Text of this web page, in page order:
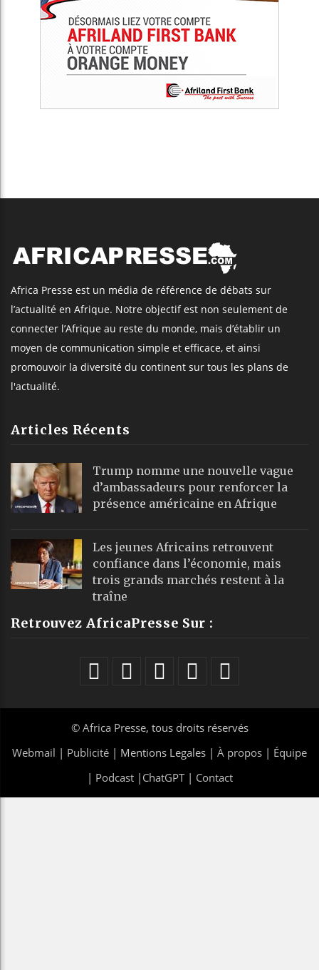
Africa Presse est un média de référence de débats sur
l’actualité en Afrique. Notre objectif est non seulement de
connecter l’Afrique au reste du monde, mais d’établir un
moyen de communication simple et efficace, et ainsi
promouvoir la diversité du continent sur tous les plans de
l'actualité.
Articles Récents
Trump nomme une nouvelle vague
d’ambassadeurs pour renforcer la
présence américaine en Afrique
Les jeunes Africains retrouvent
confiance dans l’économie, mais
trois grands marchés restent à la
traîne
Retrouvez AfricaPresse Sur :
© Africa Presse, tous droits réservés
Webmail | Publicité | Mentions Legales | À propos | Équipe
| Podcast| ChatGPT| Contact